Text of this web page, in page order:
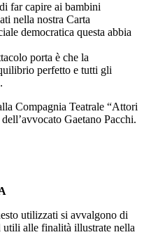
far capire ai bambini
nella nostra Carta
democratica questa abbia
porta è che la
perfetto e tutti gli
Compagnia Teatrale “Attori
’avvocato Gaetano Pacchi.
utilizzati si avvalgono di
utili alle finalità illustrate nella